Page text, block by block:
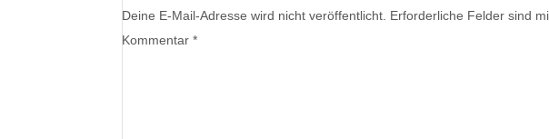
Deine E-Mail-Adresse wird nicht veröffentlicht. Erforderliche Felder sind
Kommentar*